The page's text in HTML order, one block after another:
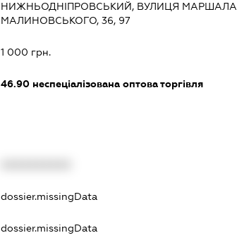
НИЖНЬОДНІПРОВСЬКИЙ, ВУЛИЦЯ МАРШАЛА
МАЛИНОВСЬКОГО, 36, 97
1 000 грн.
46.90 неспеціалізована оптова торгівля
dossier.missingData
dossier.missingData